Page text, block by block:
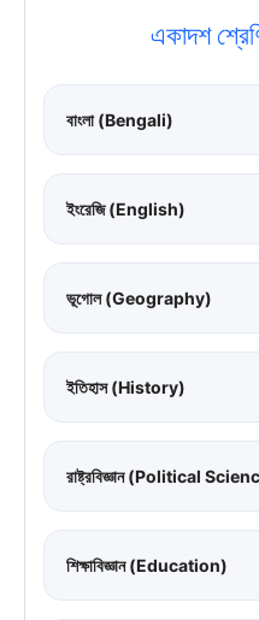
একাদশ
বাংলা (Bengali)
ইংরেজি (English)
ভূগোল (Geography)
ইতিহাস (History)
রাষ্ট্রবিজ্ঞান (Political
শিক্ষাবিজ্ঞান (Education)